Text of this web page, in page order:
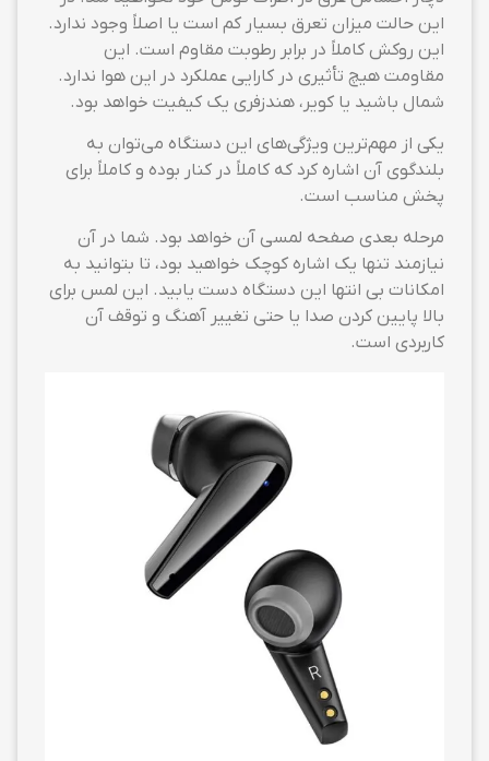
این حالت میزان تعرق بسیار کم است یا اصلاً وجود ندارد.
این روکش کاملاً در برابر رطوبت مقاوم است. این
مقاومت هیچ تأثیری در کارایی عملکرد در این هوا ندارد.
شمال باشید یا کویر، هندزفری یک کیفیت خواهد بود.
یکی از مهم‌ترین ویژگی‌های این دستگاه می‌توان به
بلندگوی آن اشاره کرد که کاملاً در کنار بوده و کاملاً برای
پخش مناسب است.
مرحله بعدی صفحه لمسی آن خواهد بود. شما در آن
نیازمند تنها یک اشاره کوچک خواهید بود، تا بتوانید به
امکانات بی انتها این دستگاه دست یابید. این لمس برای
بالا پایین کردن صدا یا حتی تغییر آهنگ و توقف آن
کاربردی است.